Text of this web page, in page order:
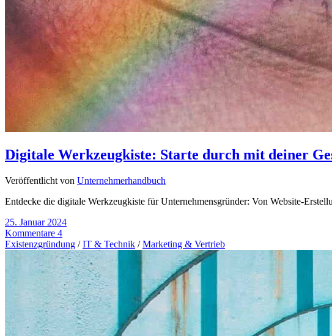
Digitale Werkzeugkiste: Starte durch mit deiner
Veröffentlicht von Unternehmerhandbuch
Entdecke die digitale Werkzeugkiste für Unternehmensgründer: Von Website-
25. Januar 2024
Kommentare 4
Existenzgründung /IT & Technik /Marketing & Vertrieb